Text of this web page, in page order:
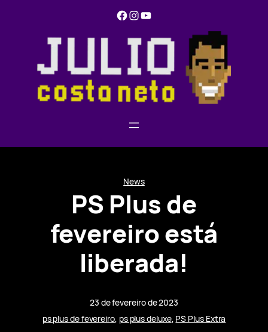
Facebook Instagram YouTube
News
PS Plus de
fevereiro está
liberada!
23 de fevereiro de 2023
ps plus de fevereiro, ps plus deluxe, PS Plus Extra